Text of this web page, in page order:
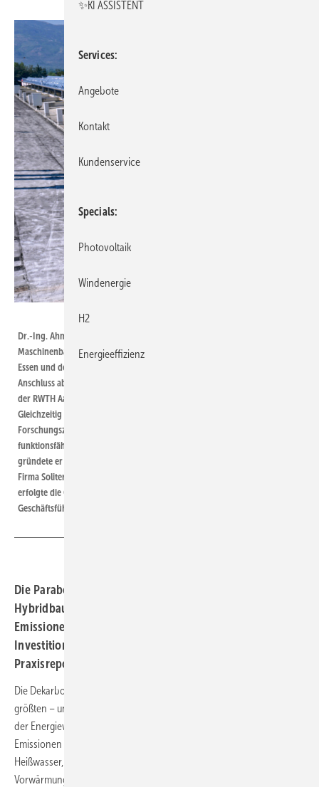
Dr.-Ing. Ahmet Loku rlu ist Gründer der Soliterm GmbH. Er studierte
Maschinenbau sowie Energie- und Verfahrenstechnik an der Universität
Essen und der Akademie der Wissenschaften in Minsk (Weißrussland). Im
Anschluss absolvierte er ein Aufbaustudium in Unternehmensführung an
der RWTH Aachen und promovierte über Hochtemperaturbrennstoffzellen.
Gleichzeitig war er als wissenschaftlicher Mitarbeiter am
Forschungszentrum Jülich tätig. 1998 entwickelte er aus seiner Idee ein
funktionsfähiges solarbasiertes Kühlsystem. Bereits ein Jahr später
gründete er mit Sondergenehmigung vom Forschungszentrum Jülich die
Firma Soliterm, die Kühlkonzepte mit Sonnenenergie entwickelt. 2015
erfolgte die Gründung der Soliterm Group, die er bis heute als
Geschäftsführer leitet.
Die Parabolrinnen-Solarthermie ist ein ROI-starker
Hybridbaustein für Industrie und ­Stadtwerke. Sie senkt
Emissionen und Wärmekosten – bei überschaubarer
Investition. Zudem winkt lukrative Förderung. Ein
Praxisreport
Die Dekarbonisierung industrieller Prozesswärme zählt zu den
größten – und gleichzeitig am schnellsten realisierbaren – Aufgaben
der Energiewende. In vielen Unternehmen entstehen die CO₂-
Emissionen nicht im Strombezug, sondern in thermischen Prozessen:
Heißwasser, Dampf, Thermoöl, Trocknung, Reinigung oder
Vorwärmung.
✨KI ASSISTENT
Services
Angebote
Kontakt
Kundenservice
Specials
Photovoltaik
Windenergie
H2
Energieeffizienz